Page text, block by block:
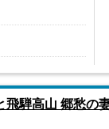
騨高山 郷愁の